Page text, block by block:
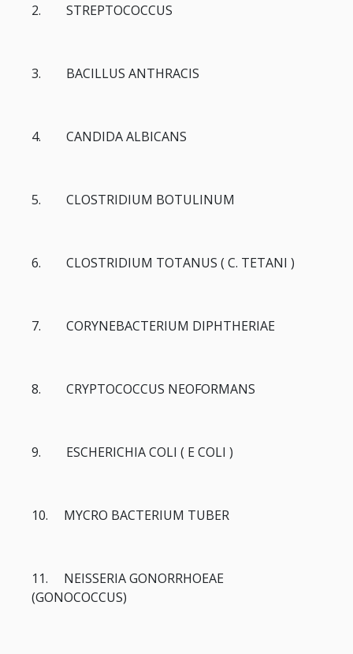
2. STREPTOCOCCUS
3. BACILLUS ANTHRACIS
4. CANDIDA ALBICANS
5. CLOSTRIDIUM BOTULINUM
6. CLOSTRIDIUM TOTANUS ( C. TETANI )
7. CORYNEBACTERIUM DIPHTHERIAE
8. CRYPTOCOCCUS NEOFORMANS
9. ESCHERICHIA COLI ( E COLI )
10. MYCRO BACTERIUM TUBER
11. NEISSERIA GONORRHOEAE
(GONOCOCCUS)